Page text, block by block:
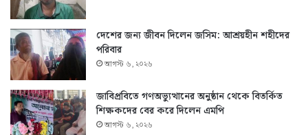
দেশের জন্য জীবন দিলেন জসিম: আশ্রয়হীন শহীদের
পরিবার
আগস্ট ৬, ২০২৬
জাবিপ্রবিতে গণঅভ্যুত্থানের অনুষ্ঠান থেকে বিতর্কিত
শিক্ষকদের বের করে দিলেন এমপি
আগস্ট ৬, ২০২৬